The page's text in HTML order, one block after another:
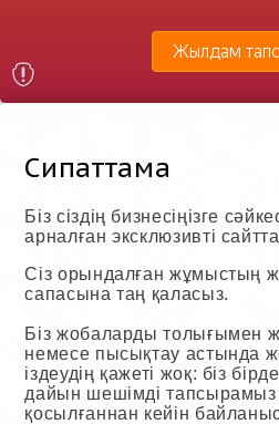
Жылдам
Сипаттама
Біз сіздің бизнесіңізге
арналған эксклюзивті
Сіз орындалған жұмыстың
сапасына таң қаласыз.
Біз жобаларды толығымен
немесе пысықтау астында
іздеудің қажеті жоқ: біз
дайын шешімді тапсырамыз
қосылғаннан кейін